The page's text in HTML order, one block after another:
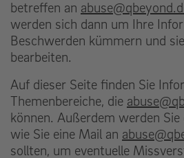
betreffen an
werden sich dann um Ihre
Beschwerden kümmern und
bearbeiten.
Auf dieser Seite finden Sie
Themenbereiche, die
können. Außerdem werden
wie Sie eine Mail an
sollten, um eventuelle